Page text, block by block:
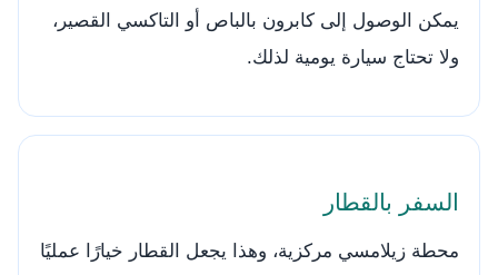
يمكن الوصول إلى كابرون بالباص أو التاكسي القصير،
ولا تحتاج سيارة يومية لذلك.
السفر بالقطار
محطة زيلامسي مركزية، وهذا يجعل القطار خيارًا عمليًا